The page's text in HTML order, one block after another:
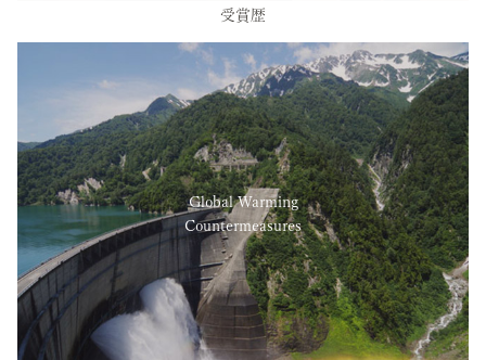
受賞歴
Global Warming
Countermeasures